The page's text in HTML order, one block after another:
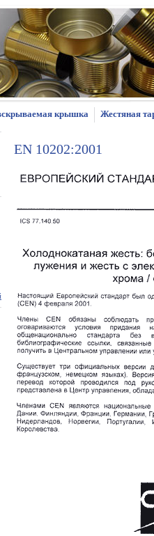
крышка Жестяная
EN 10202:2001